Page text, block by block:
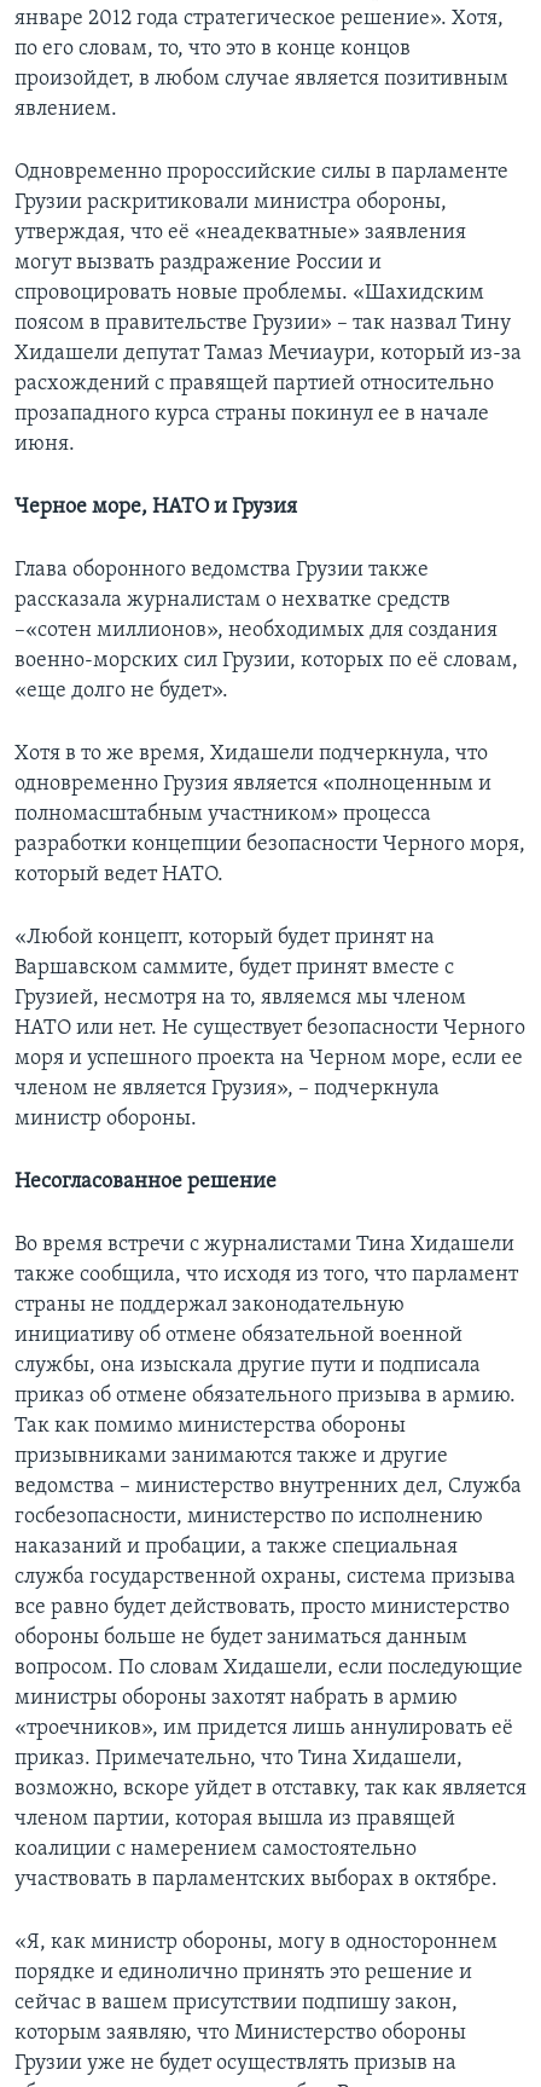
январе 2012 года стратегическое решение». Хотя,
по его словам, то, что это в конце концов
произойдет, в любом случае является позитивным
явлением.
Одновременно пророссийские силы в парламенте
Грузии раскритиковали министра обороны,
утверждая, что её «неадекватные» заявления
могут вызвать раздражение России и
спровоцировать новые проблемы. «Шахидским
поясом в правительстве Грузии» – так назвал Тину
Хидашели депутат Тамаз Мечиаури, который из-за
расхождений с правящей партией относительно
прозападного курса страны покинул ее в начале
июня.
Черное море, НАТО и Грузия
Глава оборонного ведомства Грузии также
рассказала журналистам о нехватке средств
–«сотен миллионов», необходимых для создания
военно-морских сил Грузии, которых по её словам,
«еще долго не будет».
Хотя в то же время, Хидашели подчеркнула, что
одновременно Грузия является «полноценным и
полномасштабным участником» процесса
разработки концепции безопасности Черного моря,
который ведет НАТО.
«Любой концепт, который будет принят на
Варшавском саммите, будет принят вместе с
Грузией, несмотря на то, являемся мы членом
НАТО или нет. Не существует безопасности Черного
моря и успешного проекта на Черном море, если ее
членом не является Грузия», – подчеркнула
министр обороны.
Несогласованное решение
Во время встречи с журналистами Тина Хидашели
также сообщила, что исходя из того, что парламент
страны не поддержал законодательную
инициативу об отмене обязательной военной
службы, она изыскала другие пути и подписала
приказ об отмене обязательного призыва в армию.
Так как помимо министерства обороны
призывниками занимаются также и другие
ведомства – министерство внутренних дел, Служба
госбезопасности, министерство по исполнению
наказаний и пробации, а также специальная
служба государственной охраны, система призыва
все равно будет действовать, просто министерство
обороны больше не будет заниматься данным
вопросом. По словам Хидашели, если последующие
министры обороны захотят набрать в армию
«троечников», им придется лишь аннулировать её
приказ. Примечательно, что Тина Хидашели,
возможно, вскоре уйдет в отставку, так как является
членом партии, которая вышла из правящей
коалиции с намерением самостоятельно
участвовать в парламентских выборах в октябре.
«Я, как министр обороны, могу в одностороннем
порядке и единолично принять это решение и
сейчас в вашем присутствии подпишу закон,
которым заявляю, что Министерство обороны
Грузии уже не будет осуществлять призыв на